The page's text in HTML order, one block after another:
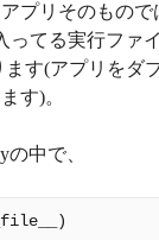
プリそのもの
ってる実行ファ
す(アプリをダ
す)。
の中で、